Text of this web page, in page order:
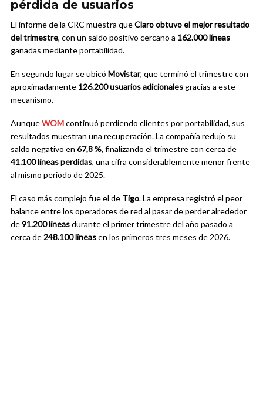
pérdida de usuarios
El informe de la CRC muestra queClaro obtuvo el mejor resultado
del trimestre, con un saldo positivo cercano a 162.000 líneas
ganadas mediante portabilidad.
En segundo lugar se ubicó Movistar, que terminó el trimestre con
aproximadamente 126.200 usuarios adicionalesgracias a este
mecanismo.
AunqueWOMcontinuó perdiendo clientes por portabilidad, sus
resultados muestran una recuperación. La compañía redujo su
saldo negativo en 67,8 %, finalizando el trimestre con cerca de
41.100 líneas perdidas, una cifra considerablemente menor frente
al mismo periodo de 2025.
El caso más complejo fue el de Tigo. La empresa registró el peor
balance entre los operadores de red al pasar de perder alrededor
de91.200 líneasdurante el primer trimestre del año pasado a
cerca de248.100 líneasen los primeros tres meses de 2026.